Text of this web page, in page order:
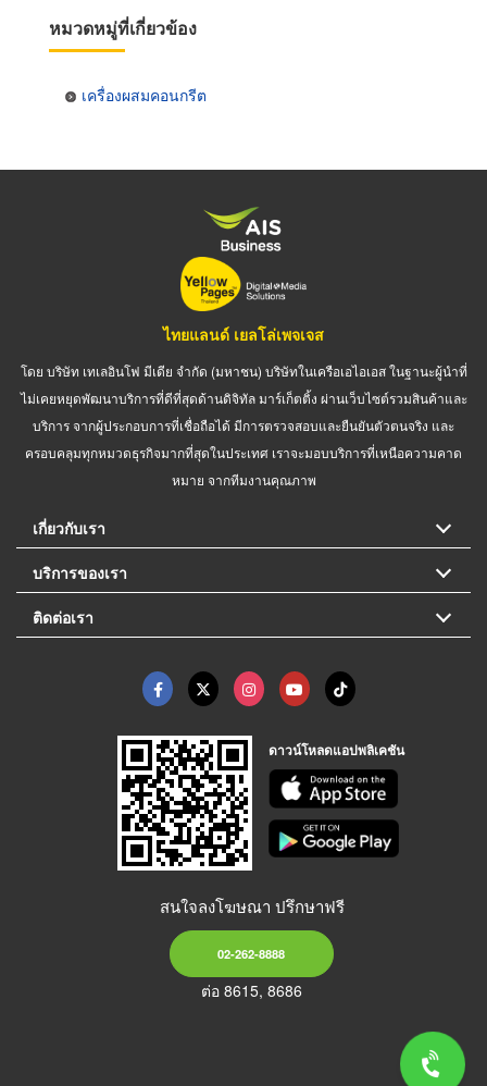
หมวดหมู่ที่เกี่ยวข้อง
เครื่องผสมคอนกรีต
ไทยแลนด์ เยลโล่เพจเจส
โดย บริษัท เทเลอินโฟ มีเดีย จำกัด (มหาชน) บริษัทในเครือเอไอเอส ในฐานะผู้นำที่
ไม่เคยหยุดพัฒนาบริการที่ดีที่สุดด้านดิจิทัล มาร์เก็ตติ้ง ผ่านเว็บไซต์รวมสินค้าและ
บริการ จากผู้ประกอบการที่เชื่อถือได้ มีการตรวจสอบและยืนยันตัวตนจริง และ
ครอบคลุมทุกหมวดธุรกิจมากที่สุดในประเทศ เราจะมอบบริการที่เหนือความคาด
หมาย จากทีมงานคุณภาพ
เกี่ยวกับเรา
บริการของเรา
ติดต่อเรา
ดาวน์โหลดแอปพลิเคชัน
สนใจลงโฆษณา ปรึกษาฟรี
02-262-8888
ต่อ 8615, 8686